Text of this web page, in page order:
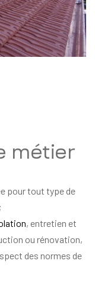
métier
pour tout type de
, entretien et
ou rénovation,
des normes de